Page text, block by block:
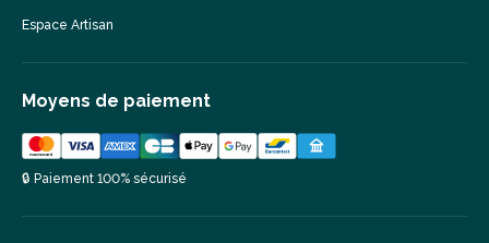
Espace Artisan
Moyens de paiement
🔒 Paiement 100% sécurisé